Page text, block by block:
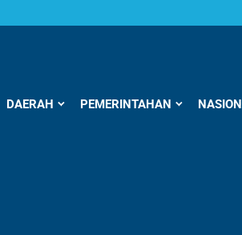
DAERAH PEMERINTAHAN